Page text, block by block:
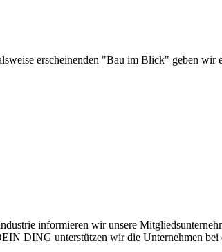
erscheinenden "Bau im Blick" geben wir
informieren wir unsere
DING unterstützen wir die Unternehmen bei